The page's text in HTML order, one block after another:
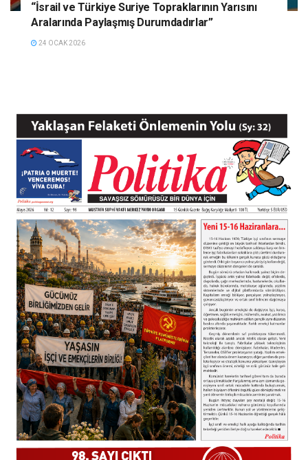
“İsrail ve Türkiye Suriye Topraklarının Yarısını
Aralarında Paylaşmış Durumdadırlar”
24 OCAK 2026